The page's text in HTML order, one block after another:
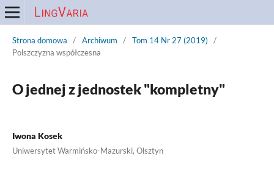
Strona domowa / Archiwum / Tom 14 Nr 27 (2019)
/
Polszczyzna współczesna
O jednej z jednostek "kompletny"
Iwona Kosek
Uniwersytet Warmińsko-Mazurski, Olsztyn